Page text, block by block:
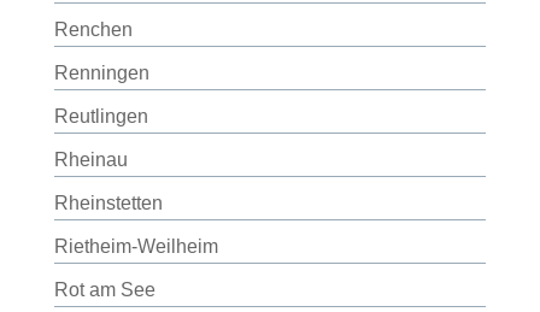
Renchen
Renningen
Reutlingen
Rheinau
Rheinstetten
Rietheim-Weilheim
Rot am See